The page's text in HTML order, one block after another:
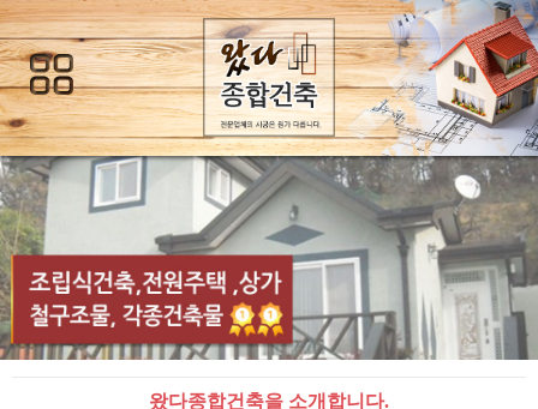
왔다종합건축을 소개합니다.
왔다종합건축 소개
사업소개
시공사진